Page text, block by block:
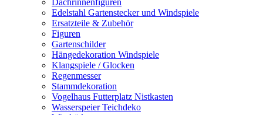
Dachrinnenfiguren
Edelstahl Gartenstecker und Windspiele
Ersatzteile & Zubehör
Figuren
Gartenschilder
Hängedekoration Windspiele
Klangspiele / Glocken
Regenmesser
Stammdekoration
Vogelhaus Futterplatz Nistkasten
Wasserspeier Teichdeko